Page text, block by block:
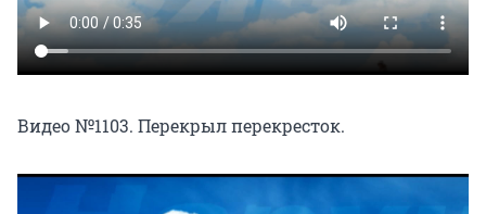
Видео №1103. Перекрыл перекресток.